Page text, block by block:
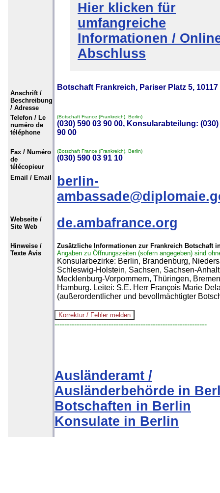
Hier klicken für
umfangreiche
Informationen /
Abschluss
Anschrift /
Beschreibung
/ Adresse
Botschaft Frankreich, Pariser Platz 5,
Telefon / Le
numéro de
téléphone
(Botschaft France (Frankreich), Berlin)
(030) 590 03 90 00, Konsularabteilung: (030)
90 00
Fax / Numéro
de
télécopieur
(Botschaft France (Frankreich), Berlin)
(030) 590 03 91 10
Email / Email
berlin-
Webseite /
Site Web
de.ambafrance.org
Hinweise /
Texte Avis
Zusätzliche Informationen zur Frankreich Botschaft
Angaben zu Öffnungszeiten (sofern angegeben) sind
Konsularbezirke: Berlin, Brandenburg,
Schleswig-Holstein, Sachsen, Sachsen-
Mecklenburg-Vorpommern, Thüringen,
Hamburg. Leitei: S.E. Herr François Marie
(außerordentlicher und bevollmächtigter
--------------------------------------------------------------
Ausländeramt /
Ausländerbehörde in
Botschaften in Berlin
Konsulate in Berlin